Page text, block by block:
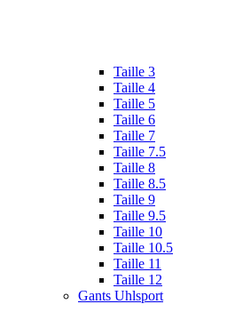
Taille 3
Taille 4
Taille 5
Taille 6
Taille 7
Taille 7.5
Taille 8
Taille 8.5
Taille 9
Taille 9.5
Taille 10
Taille 10.5
Taille 11
Taille 12
Gants Uhlsport